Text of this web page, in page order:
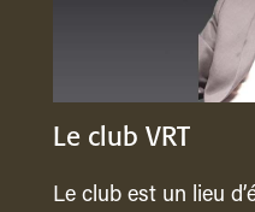
Le club VRT
Le club est un lieu